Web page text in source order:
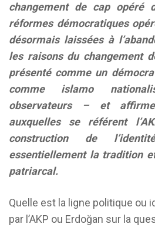
changement de cap opéré
réformes démocratiques
désormais laissées à
les raisons du changement
présenté comme un
comme islamo
observateurs – et
auxquelles se référent
construction de
essentiellement la tradition
patriarcal.
Quelle est la ligne politique ou
par l’AKP ou Erdoğan sur la